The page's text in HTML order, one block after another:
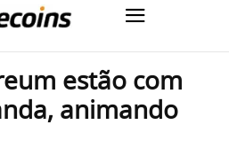
estão com
animando